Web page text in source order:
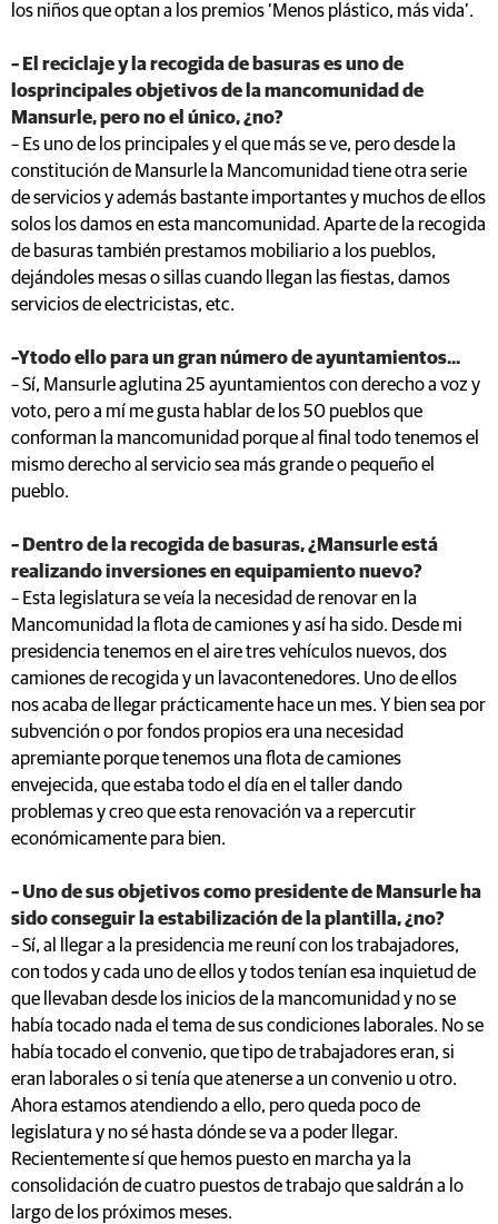
los niños que optan a los premios ‘Menos plástico, más vida’.
– El reciclaje y la recogida de basuras es uno de
losprincipales objetivos de la mancomunidad de
Mansurle, pero no el único, ¿no?
– Es uno de los principales y el que más se ve, pero desde la
constitución de Mansurle la Mancomunidad tiene otra serie
de servicios y además bastante importantes y muchos de ellos
solos los damos en esta mancomunidad. Aparte de la recogida
de basuras también prestamos mobiliario a los pueblos,
dejándoles mesas o sillas cuando llegan las fiestas, damos
servicios de electricistas, etc.
–Ytodo ello para un gran número de ayuntamientos...
– Sí, Mansurle aglutina 25 ayuntamientos con derecho a voz y
voto, pero a mí me gusta hablar de los 50 pueblos que
conforman la mancomunidad porque al final todo tenemos el
mismo derecho al servicio sea más grande o pequeño el
pueblo.
– Dentro de la recogida de basuras, ¿Mansurle está
realizando inversiones en equipamiento nuevo?
– Esta legislatura se veía la necesidad de renovar en la
Mancomunidad la flota de camiones y así ha sido. Desde mi
presidencia tenemos en el aire tres vehículos nuevos, dos
camiones de recogida y un lavacontenedores. Uno de ellos
nos acaba de llegar prácticamente hace un mes. Y bien sea por
subvención o por fondos propios era una necesidad
apremiante porque tenemos una flota de camiones
envejecida, que estaba todo el día en el taller dando
problemas y creo que esta renovación va a repercutir
económicamente para bien.
– Uno de sus objetivos como presidente de Mansurle ha
sido conseguir la estabilización de la plantilla, ¿no?
– Sí, al llegar a la presidencia me reuní con los trabajadores,
con todos y cada uno de ellos y todos tenían esa inquietud de
que llevaban desde los inicios de la mancomunidad y no se
había tocado nada el tema de sus condiciones laborales. No se
había tocado el convenio, que tipo de trabajadores eran, si
eran laborales o si tenía que atenerse a un convenio u otro.
Ahora estamos atendiendo a ello, pero queda poco de
legislatura y no sé hasta dónde se va a poder llegar.
Recientemente sí que hemos puesto en marcha ya la
consolidación de cuatro puestos de trabajo que saldrán a lo
largo de los próximos meses.